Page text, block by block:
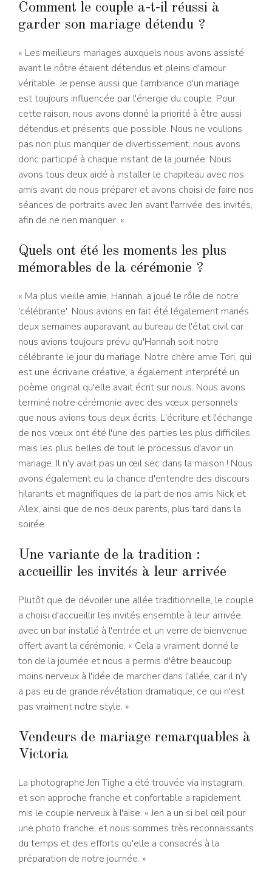
Comment le couple a-t-il réussi à
garder son mariage détendu ?
« Les meilleurs mariages auxquels nous avons assisté
avant le nôtre étaient détendus et pleins d'amour
véritable. Je pense aussi que l'ambiance d'un mariage
est toujours influencée par l'énergie du couple. Pour
cette raison, nous avons donné la priorité à être aussi
détendus et présents que possible. Nous ne voulions
pas non plus manquer de divertissement, nous avons
donc participé à chaque instant de la journée. Nous
avons tous deux aidé à installer le chapiteau avec nos
amis avant de nous préparer et avons choisi de faire nos
séances de portraits avec Jen avant l'arrivée des invités,
afin de ne rien manquer. «
Quels ont été les moments les plus
mémorables de la cérémonie ?
« Ma plus vieille amie, Hannah, a joué le rôle de notre
'célébrante'. Nous avions en fait été légalement mariés
deux semaines auparavant au bureau de l'état civil car
nous avions toujours prévu qu'Hannah soit notre
célébrante le jour du mariage. Notre chère amie Tori, qui
est une écrivaine créative, a également interprété un
poème original qu'elle avait écrit sur nous. Nous avons
terminé notre cérémonie avec des vœux personnels
que nous avions tous deux écrits. L'écriture et l'échange
de nos vœux ont été l'une des parties les plus difficiles
mais les plus belles de tout le processus d'avoir un
mariage. Il n'y avait pas un œil sec dans la maison ! Nous
avons également eu la chance d'entendre des discours
hilarants et magnifiques de la part de nos amis Nick et
Alex, ainsi que de nos deux parents, plus tard dans la
soirée.
Une variante de la tradition :
accueillir les invités à leur arrivée
Plutôt que de dévoiler une allée traditionnelle, le couple
a choisi d'accueillir les invités ensemble à leur arrivée,
avec un bar installé à l'entrée et un verre de bienvenue
offert avant la cérémonie. « Cela a vraiment donné le
ton de la journée et nous a permis d'être beaucoup
moins nerveux à l'idée de marcher dans l'allée, car il n'y
a pas eu de grande révélation dramatique, ce qui n'est
pas vraiment notre style. »
Vendeurs de mariage remarquables à
Victoria
La photographe Jen Tighe a été trouvée via Instagram,
et son approche franche et confortable a rapidement
mis le couple nerveux à l'aise. « Jen a un si bel œil pour
une photo franche, et nous sommes très reconnaissants
du temps et des efforts qu'elle a consacrés à la
préparation de notre journée. »